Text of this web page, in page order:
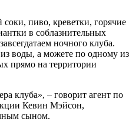
пиво, креветки, горячие
в соблазнительных
ночного клуба.
воды, а можете по одному из
прямо на территории
клуба», – говорит агент по
Кевин Мэйсон,
сыном.